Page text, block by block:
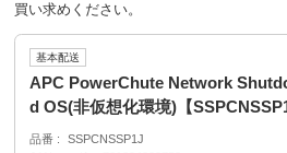
買い求めください。
基本配送
APC PowerChute Network
d OS(非仮想化環境)【
品番
SSPCNSSP1J